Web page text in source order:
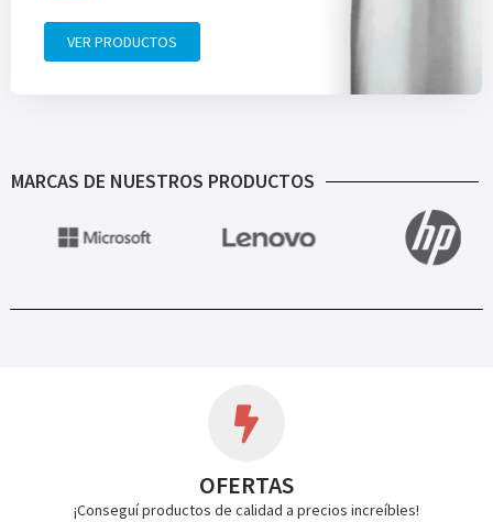
VER PRODUCTOS
MARCAS DE NUESTROS PRODUCTOS
OFERTAS
¡Conseguí productos de calidad a precios increíbles!